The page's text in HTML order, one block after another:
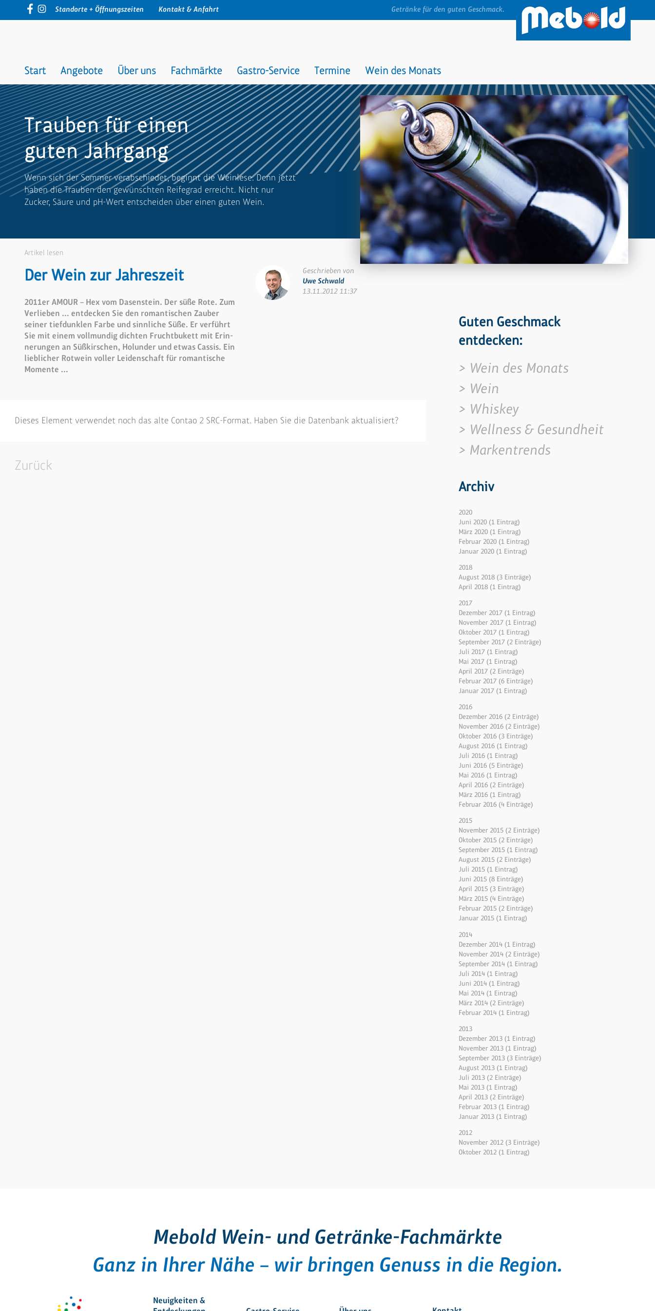
Navigation
Standorte + Öffnungszeiten Kontakt & Anfahrt Getränke für den guten Geschmack.
überspringen
Start Angebote Über uns Fachmärkte Gastro-Service Termine Wein des Monats
Trauben für einen
guten Jahrgang
Wenn sich der Sommer verabschiedet, beginnt die Weinlese. Denn jetzt
haben die Trauben den gewünschten Reifegrad erreicht. Nicht nur
Zucker, Säure und pH-Wert entscheiden über einen guten Wein.
Artikel lesen
Der Wein zur Jahreszeit
2011er AMOUR – Hex vom Dasenstein. Der süße Rote. Zum
Verlieben ... ent­decken Sie den roman­tischen Zauber
seiner tief­dunklen Farbe und sinn­liche Süße. Er verführt
Sie mit einem voll­mundig dichten Frucht­bukett mit Erin­
nerungen an Süß­kirschen, Holunder und etwas Cassis. Ein
lieblicher Rot­wein voller Leiden­schaft für roman­tische
Momente ...
Geschrieben von
Uwe Schwald
13.11.2012 11:37
Dieses Element verwendet noch das alte Contao 2 SRC-Format. Haben Sie die Datenbank aktualisiert?
Zurück
Guten Geschmack
entdecken:
Wein des Monats
Wein
Whiskey
Wellness & Gesundheit
Markentrends
Archiv
2020
Juni 2020 (1 Eintrag)
März 2020 (1 Eintrag)
Februar 2020 (1 Eintrag)
Januar 2020 (1 Eintrag)
2018
August 2018 (3 Einträge)
April 2018 (1 Eintrag)
2017
Dezember 2017 (1 Eintrag)
November 2017 (1 Eintrag)
Oktober 2017 (1 Eintrag)
September 2017 (2 Einträge)
Juli 2017 (1 Eintrag)
Mai 2017 (1 Eintrag)
April 2017 (2 Einträge)
Februar 2017 (6 Einträge)
Januar 2017 (1 Eintrag)
2016
Dezember 2016 (2 Einträge)
November 2016 (2 Einträge)
Oktober 2016 (3 Einträge)
August 2016 (1 Eintrag)
Juli 2016 (1 Eintrag)
Juni 2016 (5 Einträge)
Mai 2016 (1 Eintrag)
April 2016 (2 Einträge)
März 2016 (1 Eintrag)
Februar 2016 (4 Einträge)
2015
November 2015 (2 Einträge)
Oktober 2015 (2 Einträge)
September 2015 (1 Eintrag)
August 2015 (2 Einträge)
Juli 2015 (1 Eintrag)
Juni 2015 (8 Einträge)
April 2015 (3 Einträge)
März 2015 (4 Einträge)
Februar 2015 (2 Einträge)
Januar 2015 (1 Eintrag)
2014
Dezember 2014 (1 Eintrag)
November 2014 (2 Einträge)
September 2014 (1 Eintrag)
Juli 2014 (1 Eintrag)
Juni 2014 (1 Eintrag)
Mai 2014 (1 Eintrag)
März 2014 (2 Einträge)
Februar 2014 (1 Eintrag)
2013
Dezember 2013 (1 Eintrag)
November 2013 (1 Eintrag)
September 2013 (3 Einträge)
August 2013 (1 Eintrag)
Juli 2013 (2 Einträge)
Mai 2013 (1 Eintrag)
April 2013 (2 Einträge)
Februar 2013 (1 Eintrag)
Januar 2013 (1 Eintrag)
2012
November 2012 (3 Einträge)
Oktober 2012 (1 Eintrag)
Mebold Wein- und Getränke-Fachmärkte
Ganz in Ihrer Nähe – wir bringen Genuss in die Region.
Neuigkeiten &